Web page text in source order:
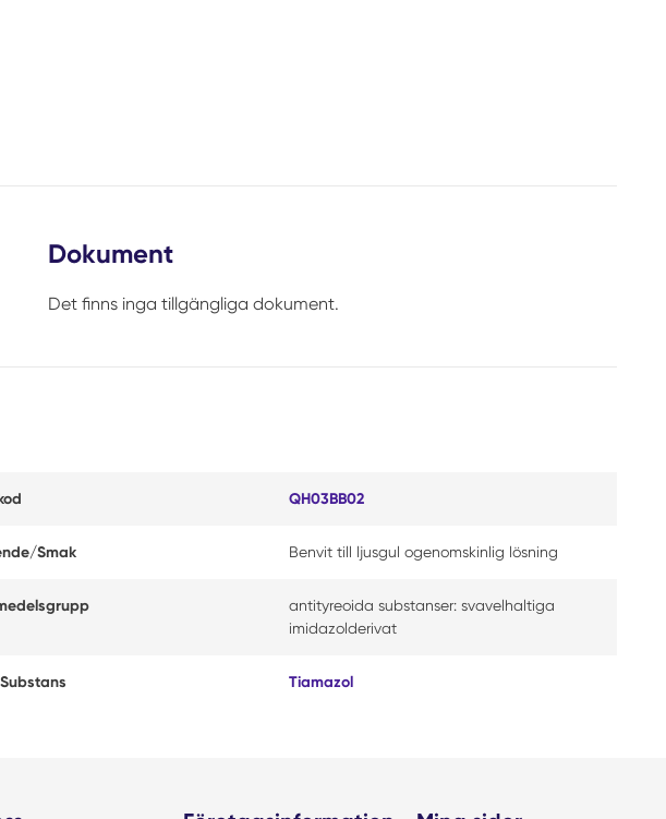
Dokument
Det finns inga tillgängliga dokument.
QH03BB02
Smak Benvit till ljusgul ogenomskinlig lösning
antityreoida substanser: svavelhaltiga
imidazolderivat
Tiamazol